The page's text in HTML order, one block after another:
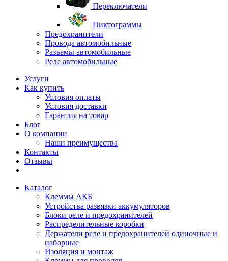
Переключатели
Пиктограммы
Предохранители
Провода автомобильные
Разъемы автомобильные
Реле автомобильные
Услуги
Как купить
Условия оплаты
Условия доставки
Гарантия на товар
Блог
О компании
Наши преимущества
Контакты
Отзывы
Каталог
Клеммы АКБ
Устройства развязки аккумуляторов
Блоки реле и предохранителей
Распределительные коробки
Держатели реле и предохранителей одиночные и
наборные
Изоляция и монтаж